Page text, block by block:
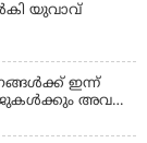
യുവാവ്
ഇന്ന്
അവധി